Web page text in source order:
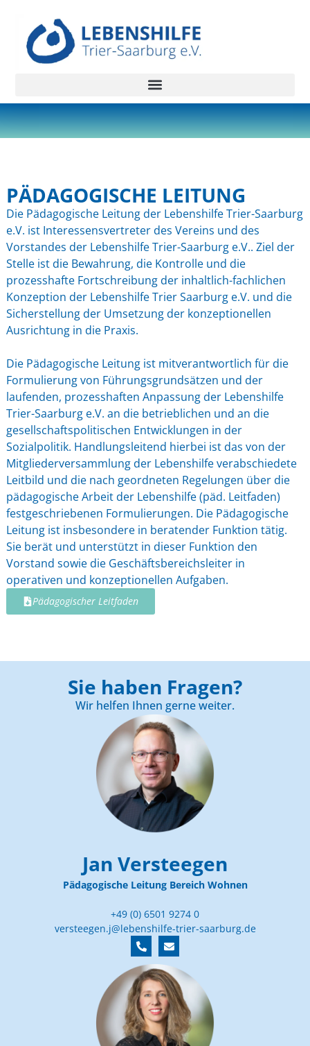
PÄDAGOGISCHE LEITUNG
Die Pädagogische Leitung der Lebenshilfe Trier-Saarburg
e.V. ist Interessensvertreter des Vereins und des
Vorstandes der Lebenshilfe Trier-Saarburg e.V.. Ziel der
Stelle ist die Bewahrung, die Kontrolle und die
prozesshafte Fortschreibung der inhaltlich-fachlichen
Konzeption der Lebenshilfe Trier Saarburg e.V. und die
Sicherstellung der Umsetzung der konzeptionellen
Ausrichtung in die Praxis.
Die Pädagogische Leitung ist mitverantwortlich für die
Formulierung von Führungsgrundsätzen und der
laufenden, prozesshaften Anpassung der Lebenshilfe
Trier-Saarburg e.V. an die betrieblichen und an die
gesellschaftspolitischen Entwicklungen in der
Sozialpolitik. Handlungsleitend hierbei ist das von der
Mitgliederversammlung der Lebenshilfe verabschiedete
Leitbild und die nach geordneten Regelungen über die
pädagogische Arbeit der Lebenshilfe (päd. Leitfaden)
festgeschriebenen Formulierungen. Die Pädagogische
Leitung ist insbesondere in beratender Funktion tätig.
Sie berät und unterstützt in dieser Funktion den
Vorstand sowie die Geschäftsbereichsleiter in
operativen und konzeptionellen Aufgaben.
Pädagogischer Leitfaden
Sie haben Fragen?
Wir helfen Ihnen gerne weiter.
Jan Versteegen
Pädagogische Leitung Bereich Wohnen
+49 (0) 6501 9274 0
versteegen.j@lebenshilfe-trier-saarburg.de